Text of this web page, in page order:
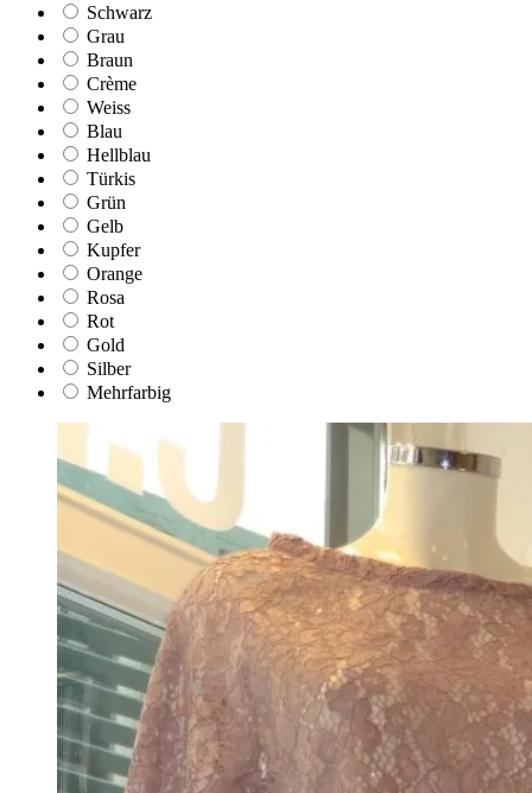
Schwarz
Grau
Braun
Crème
Weiss
Blau
Hellblau
Türkis
Grün
Gelb
Kupfer
Orange
Rosa
Rot
Gold
Silber
Mehrfarbig